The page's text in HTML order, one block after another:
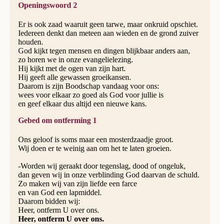
Openingswoord 2
Er is ook zaad waaruit geen tarwe, maar onkruid opschiet.
Iedereen denkt dan meteen aan wieden en de grond zuiver
houden.
God kijkt tegen mensen en dingen blijkbaar anders aan,
zo horen we in onze evangelielezing.
Hij kijkt met de ogen van zijn hart.
Hij geeft alle gewassen groeikansen.
Daarom is zijn Boodschap vandaag voor ons:
wees voor elkaar zo goed als God voor jullie is
en geef elkaar dus altijd een nieuwe kans.
Gebed om ontferming 1
Ons geloof is soms maar een mosterdzaadje groot.
Wij doen er te weinig aan om het te laten groeien.
-Worden wij geraakt door tegenslag, dood of ongeluk,
dan geven wij in onze verblinding God daarvan de schuld.
Zo maken wij van zijn liefde een farce
en van God een lapmiddel.
Daarom bidden wij:
Heer, ontferm U over ons.
Heer, ontferm U over ons.